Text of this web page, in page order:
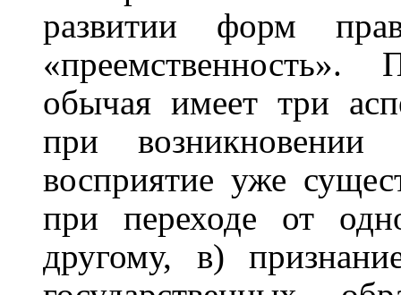
развитии форм
«преемственность».
обычая имеет три
при
восприятие уже
при переходе от
другому, в)